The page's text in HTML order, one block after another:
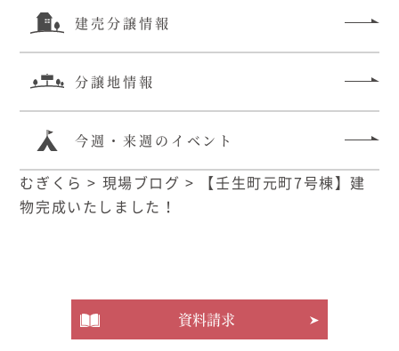
建売分譲情報
分譲地情報
今週・来週のイベント
むぎくら > 現場ブログ >
【壬生町元町7号棟】建
物完成いたしました！
資料請求